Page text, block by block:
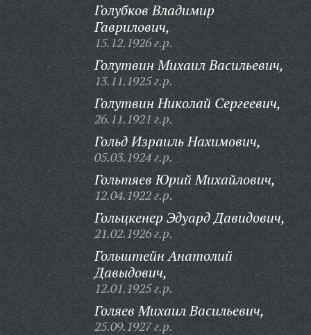
Голубков Владимир
Гаврилович,
15.12.1926 г.р.
Голутвин Михаил Васильевич,
13.11.1925 г.р.
Голутвин Николай Сергеевич,
26.11.1921 г.р.
Гольд Израиль Нахимович,
05.03.1924 г.р.
Гольтяев Юрий Михайлович,
12.04.1922 г.р.
Гольцкенер Эдуард Давидович,
21.02.1926 г.р.
Гольштейн Анатолий
Давыдович,
12.01.1925 г.р.
Голяев Михаил Васильевич,
25.09.1927 г.р.